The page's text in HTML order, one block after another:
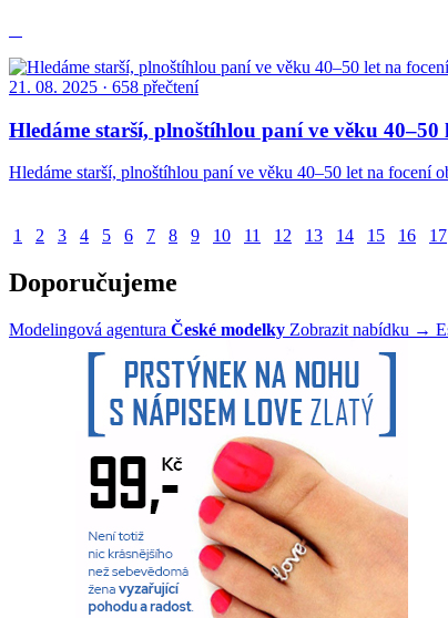
21. 08. 2025 · 658 přečtení
Hledáme starší, plnoštíhlou paní ve věku
Hledáme starší, plnoštíhlou paní ve věku 40–50 let na
1 2 3 4 5 6 7 8 9 10 11 12 13 14 15 16 17
Doporučujeme
Modelingová agentura České modelky Zobrazit nabídku →